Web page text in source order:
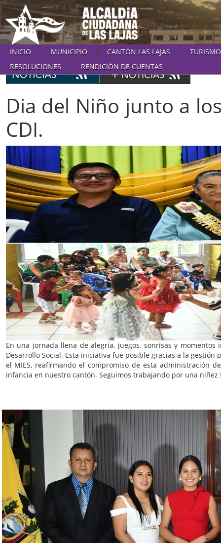
INICIO MUNICIPIO CANTÓN LAS LAJAS
TURISMO
RESOLUCIONES
RENDICIÓN DE CUENTAS
Dia del Niño junto a
CDI.
En una jornada llena de alegría, juegos, sonrisas y
Desarrollo Social. Esta iniciativa fue posible gracias a la
el MIES, reafirmando el compromiso de esta administración
infancia en nuestro cantón. Seguimos trabajando por una